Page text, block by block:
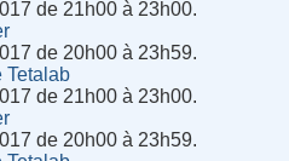
de 21h00 à 23h00.
de 20h00 à 23h59.
Tetalab
de 21h00 à 23h00.
de 20h00 à 23h59.